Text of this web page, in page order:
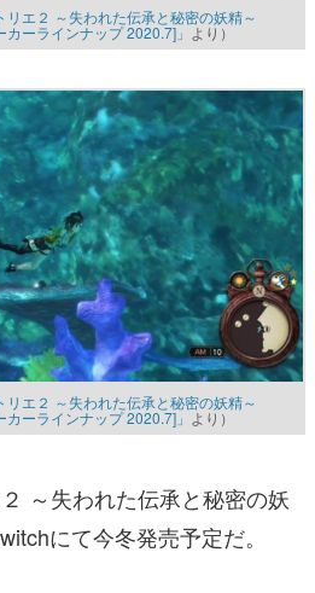
エ２ ～失われた伝承と秘密の妖精～
ーラインナップ 2020.7]」より）
エ２ ～失われた伝承と秘密の妖精～
ーラインナップ 2020.7]」より）
～失われた伝承と秘密の妖
にて今冬発売予定だ。